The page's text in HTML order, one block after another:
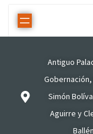
Antiguo
Simón
Aguirre y
Ballén